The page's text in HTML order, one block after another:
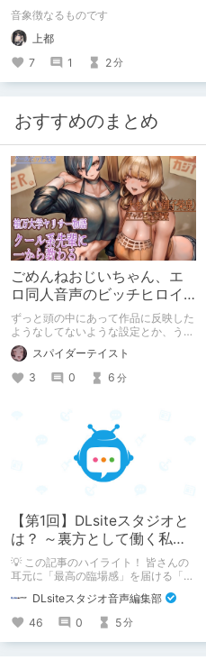
音象徴なるものです
上都
7
1 2分
おすすめのまとめ
ごめんねおじいちゃん、エ
ロ同人音声のビッチヒロイ
ンに名前使って～過去作品
コンセプトを思い出そう～
ずっと頭の中にあって作品に反映した
ようなしてないような設定とか、うち
のヒロイン達の名づけの法則とかを頭
の中の映●研の金●さんに「そこにあ
っちゃいけねえんだよ」といわれたの
でとりあえず垂れ流します。
スパイダーテイスト
3
0 6 分
【第1回】DLsiteスタジオと
は？ ～裏方として働く私た
ちの紹介
💡 この記事のハイライト！ 皆さんの
耳元に「最高の臨場感」を届ける「サ
ウンドエンジニアの仕事」のリアルな
舞台裏を大公開！ スマートな専門
職……と思いきや、実態は「音の変態
（褒め言葉）」が集まるチーム！？
成人男性スタッフがダミヘに抱きつ
DLsiteスタジオ音声編集部
46
0 5分